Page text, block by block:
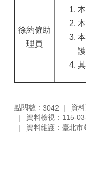
徐約僱助
理員
點閱數： 3042
資
資料檢視：115-
資料維護：臺北市